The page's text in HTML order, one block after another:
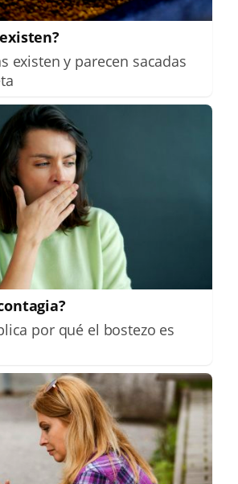
existen y parecen sacadas
por qué el bostezo es